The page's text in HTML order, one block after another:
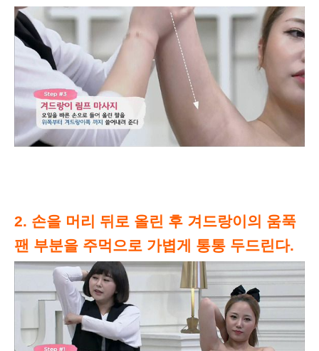
2. 손을 머리 뒤로 올린 후 겨드랑이의 움푹
팬 부분을 주먹으로 가볍게 통통 두드린다.